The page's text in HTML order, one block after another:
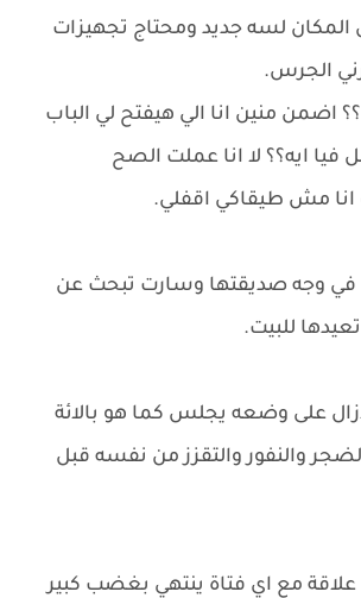
لسه جديد ومحتاج تجهيزات
الجرس.
اضمن منين انا الي هيفتح لي الباب
ايه؟؟ لا انا عملت الصح
مش طيقاكي اقفلي.
في وجه صديقتها وسارت تبحث عن
للبيت.
على وضعه يجلس كما هو بالائة
والنفور والتقزز من نفسه قبل
مع اي فتاة ينتهي بغضب كبير